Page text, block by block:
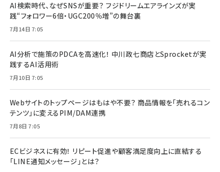
AI検索時代、なぜSNSが重要？ フジドリームエアラインズが実
践“フォロワー6倍・UGC200％増”の舞台裏
7月14日 7:05
AI分析で施策のPDCAを高速化！ 中川政七商店とSprocketが実
践するAI活用術
7月10日 7:05
Webサイトのトップページはもはや不要？ 商品情報を「売れるコン
テンツ」に変えるPIM/DAM連携
7月8日 7:05
ECビジネスに有効！ リピート促進や顧客満足度向上に直結する
「LINE通知メッセージ」とは？